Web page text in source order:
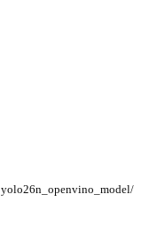
yolo26n_openvino_model/